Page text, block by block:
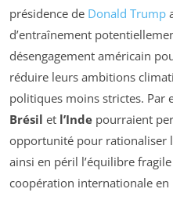
présidence de Donald Trump
d’entraînement
désengagement américain
réduire leurs ambitions
politiques moins strictes. Par
Brésil et l’Inde pourraient
opportunité pour rationaliser
ainsi en péril l’équilibre
coopération internationale en